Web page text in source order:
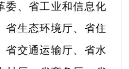
委、省工业和信息化
省生态环境厅、省住
省交通运输厅、省水